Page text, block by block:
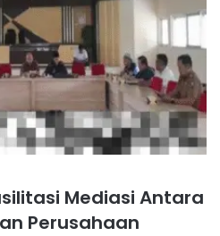
Mediasi Antara
Perusahaan